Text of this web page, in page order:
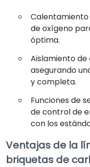
de oxígeno
óptima.
Aislamiento
asegurando
y completa.
Funciones de
de control de
con los
Ventajas de la
briquetas de